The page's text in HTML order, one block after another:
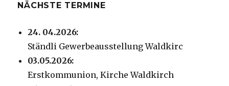
NÄCHSTE TERMINE
24. 04.2026:
Ständli Gewerbeausstellung Waldkirc
03.05.2026:
Erstkommunion, Kirche Waldkirch